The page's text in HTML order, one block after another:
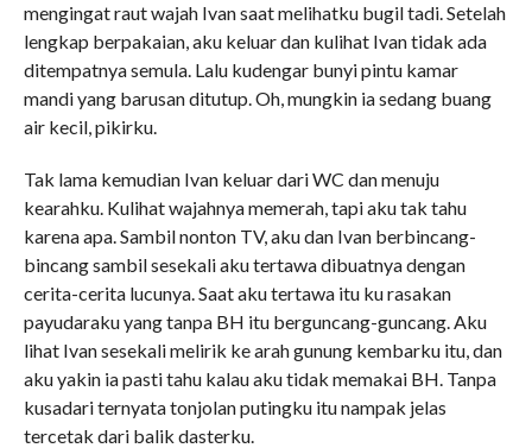
mengingat raut wajah Ivan saat melihatku bugil tadi. Setelah
lengkap berpakaian, aku keluar dan kulihat Ivan tidak ada
ditempatnya semula. Lalu kudengar bunyi pintu kamar
mandi yang barusan ditutup. Oh, mungkin ia sedang buang
air kecil, pikirku.
Tak lama kemudian Ivan keluar dari WC dan menuju
kearahku. Kulihat wajahnya memerah, tapi aku tak tahu
karena apa. Sambil nonton TV, aku dan Ivan berbincang-
bincang sambil sesekali aku tertawa dibuatnya dengan
cerita-cerita lucunya. Saat aku tertawa itu ku rasakan
payudaraku yang tanpa BH itu berguncang-guncang. Aku
lihat Ivan sesekali melirik ke arah gunung kembarku itu, dan
aku yakin ia pasti tahu kalau aku tidak memakai BH. Tanpa
kusadari ternyata tonjolan putingku itu nampak jelas
tercetak dari balik dasterku.